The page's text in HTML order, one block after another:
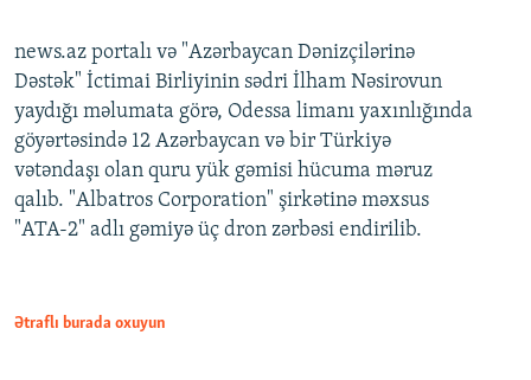
news.az portalı və "Azərbaycan Dənizçilərinə
Dəstək" İctimai Birliyinin sədri İlham Nəsirovun
yaydığı məlumata görə, Odessa limanı yaxınlığında
göyərtəsində 12 Azərbaycan və bir Türkiyə
vətəndaşı olan quru yük gəmisi hücuma məruz
qalıb. "Albatros Corporation" şirkətinə məxsus
"ATA-2" adlı gəmiyə üç dron zərbəsi endirilib.
Ətraflı burada oxuyun